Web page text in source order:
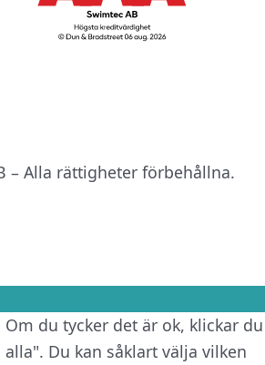
– Alla rättigheter förbehållna.
du tycker det är ok, klickar du
alla". Du kan såklart välja vilken